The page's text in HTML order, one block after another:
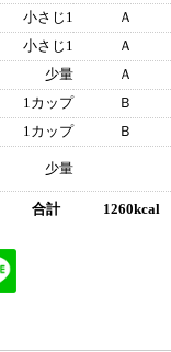
小さじ1 Ａ
小さじ1 Ａ
少量 Ａ
1カップ Ｂ
1カップ Ｂ
少量
合計 1260kcal